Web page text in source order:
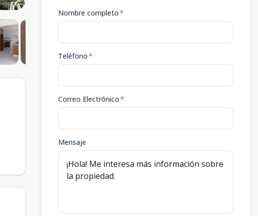
Nombre completo*
Teléfono*
Correo Electrónico*
Mensaje